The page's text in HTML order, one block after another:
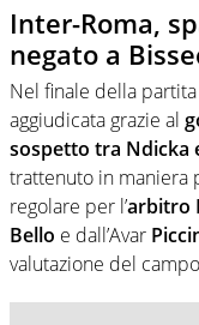
Inter-Roma,
negato a
Nel finale della
aggiudicata grazie al
sospetto tra Ndicka
trattenuto in maniera
regolare per l’arbitro
Bello e dall’Avar
valutazione del